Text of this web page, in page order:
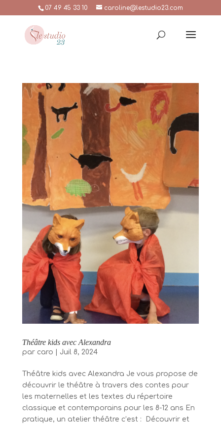
07 49 45 33 10 caroline@lestudio23.com
Théâtre kids avec Alexandra
par caro Juil 8, 2024
Théâtre kids avec Alexandra Je vous propose de
découvrir le théâtre à travers des contes pour
les maternelles et les textes du répertoire
classique et contemporains pour les 8-12 ans En
pratique, un atelier théâtre c’est : Découvrir et